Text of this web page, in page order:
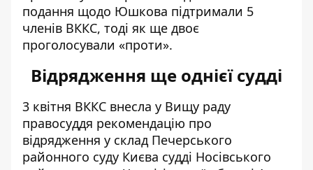
подання щодо Юшкова підтримали 5
членів ВККС, тоді як ще двоє
проголосували «проти».
Відрядження ще однієї судді
3 квітня ВККС внесла у Вищу раду
правосуддя рекомендацію про
відрядження у склад Печерського
районного суду Києва судді Носівського